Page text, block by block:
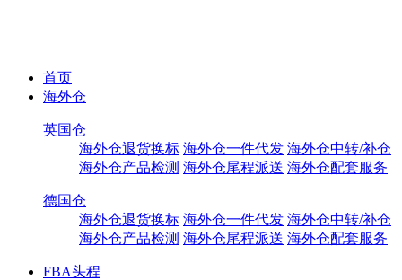
首页
海外仓
英国仓
海外仓退货换标 海外仓一件代发 海外仓中转/补仓
海外仓产品检测 海外仓尾程派送 海外仓配套服务
德国仓
海外仓退货换标 海外仓一件代发 海外仓中转/补仓
海外仓产品检测 海外仓尾程派送 海外仓配套服务
FBA头程